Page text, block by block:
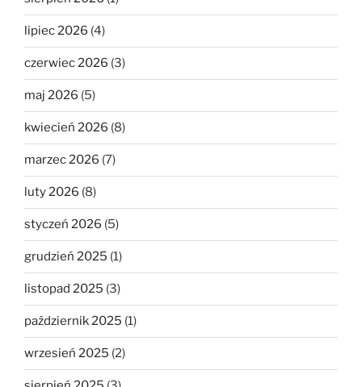
lipiec 2026 (4)
czerwiec 2026 (3)
maj 2026 (5)
kwiecień 2026 (8)
marzec 2026 (7)
luty 2026 (8)
styczeń 2026 (5)
grudzień 2025 (1)
listopad 2025 (3)
październik 2025 (1)
wrzesień 2025 (2)